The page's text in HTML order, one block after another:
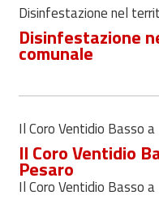
Disinfestazione nel
Disinfestazione
comunale
Il Coro Ventidio Basso
Il Coro Ventidio
Pesaro
Il Coro Ventidio Basso